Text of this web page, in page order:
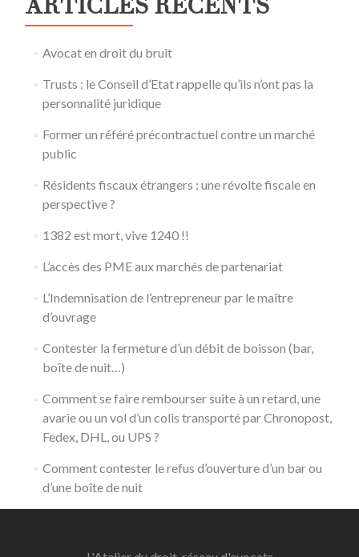
ARTICLES RÉCENTS
Avocat en droit du bruit
Trusts : le Conseil d’Etat rappelle qu’ils n’ont pas la
personnalité juridique
Former un référé précontractuel contre un marché
public
Résidents fiscaux étrangers : une révolte fiscale en
perspective ?
1382 est mort, vive 1240 !!
L’accès des PME aux marchés de partenariat
L’Indemnisation de l’entrepreneur par le maître
d’ouvrage
Contester la fermeture d’un débit de boisson (bar,
boîte de nuit…)
Comment se faire rembourser suite à un retard, une
avarie ou un vol d’un colis transporté par Chronopost,
Fedex, DHL, ou UPS ?
Comment contester le refus d’ouverture d’un bar ou
d’une boîte de nuit